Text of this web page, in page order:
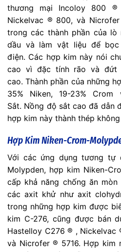
thương mại Incoloy 800
Nickelvac ® 800, và
trong các thành phần của
dầu và làm vật liệu để
điện. Các hợp kim này nói
cao vì đặc tính rão và
cao. Thành phần của những
35% Niken, 19-23%
Sắt. Nồng độ sắt cao đã dẫn
hợp kim này thành thép
Hợp Kim Niken-Crom-
Với các ứng dụng tương tự
Molypden, hợp kim Niken-
cấp khả năng chống ăn
các axit khử như axit
trong những hợp kim được
kim C-276, cũng được bán
Hastelloy C276 ® , Nickelvac
và Nicrofer ® 5716. Hợp kim